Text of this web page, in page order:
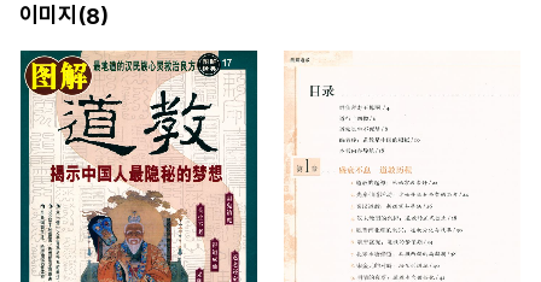
이미지(8)